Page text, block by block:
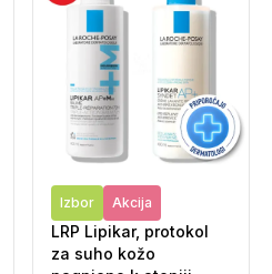
Izbor Akcija
LRP Lipikar, protokol
za suho kožo